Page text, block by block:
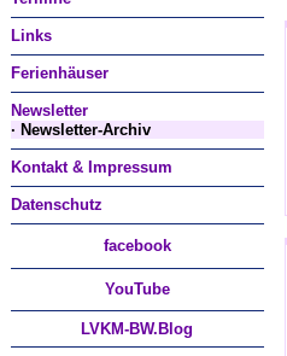
Links
Ferienhäuser
Newsletter
· Newsletter-Archiv
Kontakt & Impressum
Datenschutz
facebook
YouTube
LVKM-BW.Blog